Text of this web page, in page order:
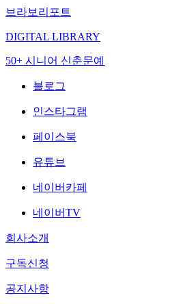
브라보리포트
DIGITAL LIBRARY
50+ 시니어 신춘문예
블로그
인스타그램
페이스북
유튜브
네이버카페
네이버TV
회사소개
구독신청
공지사항